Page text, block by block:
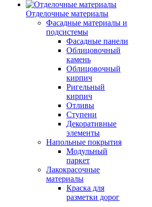
Отделочные материалы
Фасадные материалы и
подсистемы
Фасадные панели
Облицовочный
камень
Облицовочный
кирпич
Ригельный
кирпич
Отливы
Ступени
Декоративные
элементы
Напольные покрытия
Модульный
паркет
Лакокрасочные
материалы
Краска для
разметки дорог